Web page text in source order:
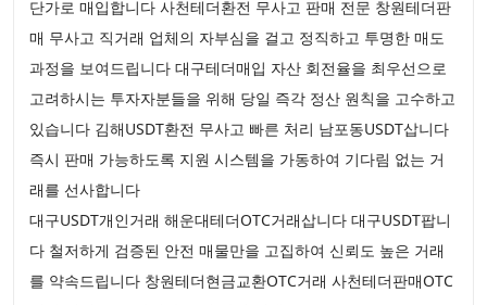
단가로 매입합니다 사천테더환전 무사고 판매 전문 창원테더판
매 무사고 직거래 업체의 자부심을 걸고 정직하고 투명한 매도
과정을 보여드립니다 대구테더매입 자산 회전율을 최우선으로
고려하시는 투자자분들을 위해 당일 즉각 정산 원칙을 고수하고
있습니다 김해USDT환전 무사고 빠른 처리 남포동USDT삽니다
즉시 판매 가능하도록 지원 시스템을 가동하여 기다림 없는 거
래를 선사합니다
대구USDT개인거래 해운대테더OTC거래삽니다 대구USDT팝니
다 철저하게 검증된 안전 매물만을 고집하여 신뢰도 높은 거래
를 약속드립니다 창원테더현금교환OTC거래 사천테더판매OTC